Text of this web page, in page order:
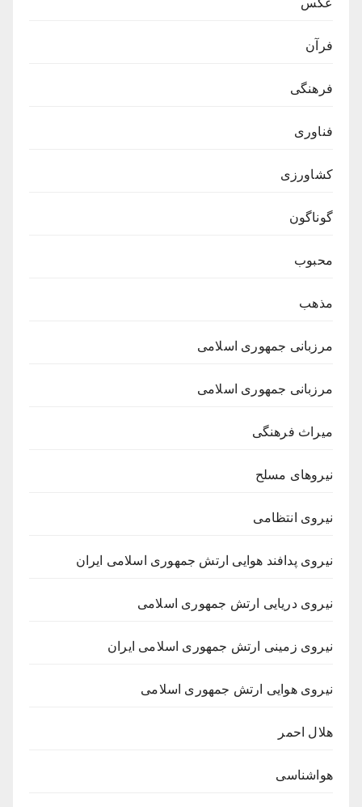
عکس
فرآن
فرهنگی
فناوری
کشاورزی
گوناگون
محبوب
مذهب
مرزبانی جمهوری اسلامی
مرزبانی جمهوری اسلامی
میراث فرهنگی
نیروهای مسلح
نیروی انتظامی
نیروی پدافند هوایی ارتش جمهوری اسلامی ایران
نیروی دریایی ارتش جمهوری اسلامی
نیروی زمینی ارتش جمهوری اسلامی ایران
نیروی هوایی ارتش جمهوری اسلامی
هلال احمر
هواشناسی